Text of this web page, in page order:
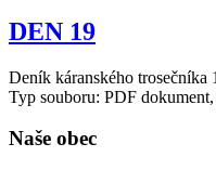
DEN 19
Deník káranského trosečníka
Typ souboru: PDF
Naše obec